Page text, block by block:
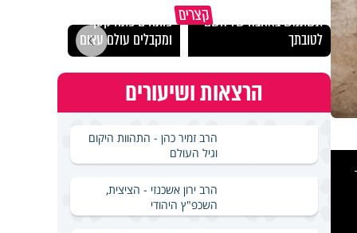
קצריםתשתמש באהבה של השם
לטובתך
פותחים פתח קטן -
ומקבלים עולם עצום
הרצאות ושיעורים
הרב זמיר כהן - התהוות היקום
וגיל העולם
הרב ירון אשכנזי - הציצית,
השכפ"ץ היהודי